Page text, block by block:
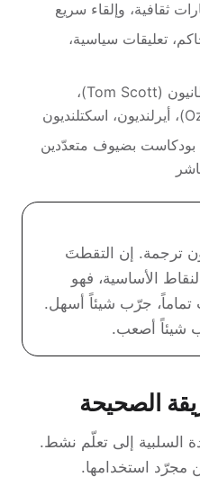
تعليقات سياسية،
— بريطانيون (Tom Scott)،
بضيوف متعدّدين
ترجمة. إن التقطتَ
الأساسية، فهو
جرّب شيئاً أسهل.
شيئاً أصعب.
الصحيحة
السلبية إلى تعلّم نشط.
مجرّد استخدامها.